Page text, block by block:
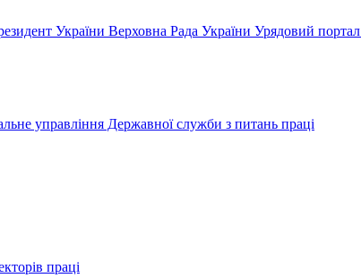
України Верховна Рада України Урядовий портал
управління Державної служби з питань праці
праці